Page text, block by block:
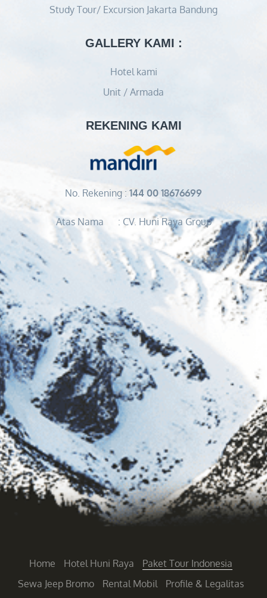
Study Tour/ Excursion Jakarta Bandung
GALLERY KAMI :
Hotel kami
Unit / Armada
REKENING KAMI
No. Rekening : 144 00 18676699
Atas Nama : CV. Huni Raya Group
Home Hotel Huni Raya
Paket Tour Indonesia
Sewa Jeep Bromo
Rental Mobil
Profile & Legalitas